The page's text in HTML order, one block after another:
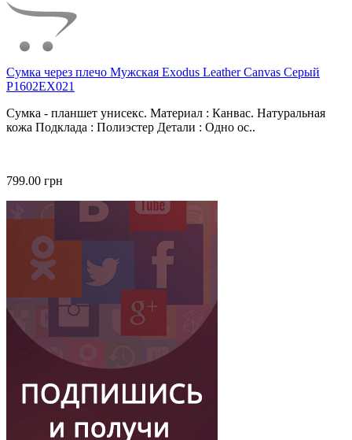
Сумка через плечо Мужская Exodus Leather Canvas Серый
P1602EX021
Сумка - планшет унисекс. Материал : Канвас. Натуральная
кожа Подклада : Полиэстер Детали : Одно ос..
799.00 грн